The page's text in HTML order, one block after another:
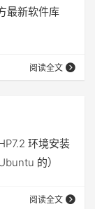
最新软件库
阅读全文
环境安装
的）
阅读全文